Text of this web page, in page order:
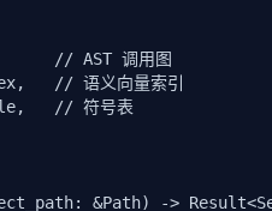
// AST 调用图
// 语义向量索引
// 符号表
&Path) ->